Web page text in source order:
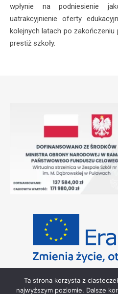
wpłynie na podniesienie
uatrakcyjnienie oferty
kolejnych latach po
prestiż szkoły.
Ta strona korzysta z
najwyższym poziomie. Dalsze